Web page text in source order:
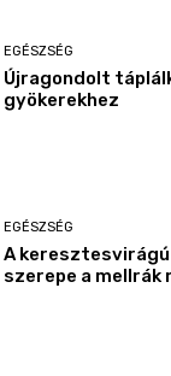
EGÉSZSÉG
Újragondolt
gyökerekhez
EGÉSZSÉG
A
szerepe a mellrák